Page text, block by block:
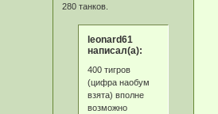
280 танков.
leonard61
написал(а):
400 тигров
(цифра наобум
взята) вполне
возможно